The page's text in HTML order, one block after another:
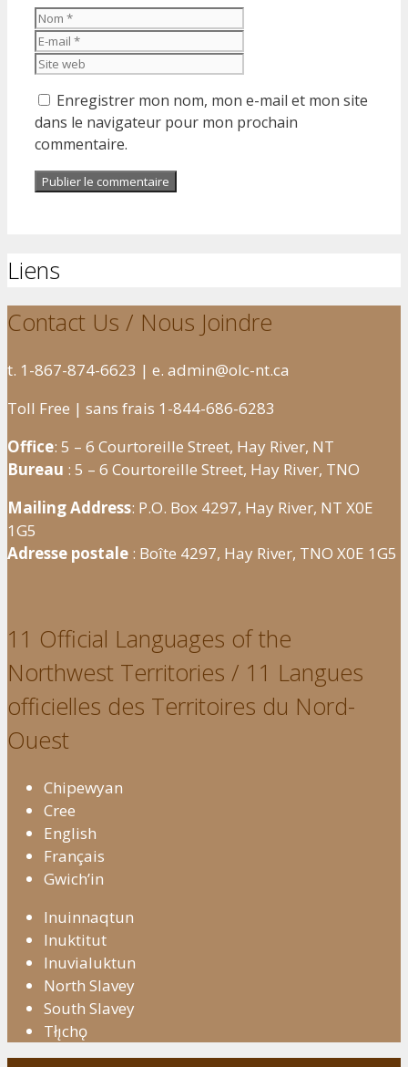
Nom
Enregistrer mon nom, mon e-mail et mon site
dans le navigateur pour mon prochain
commentaire.
Liens
Contact Us / Nous Joindre
t. 1-867-874-6623 | e. admin@olc-nt.ca
Toll Free | sans frais 1-844-686-6283
Office: 5 – 6 Courtoreille Street, Hay River, NT
Bureau : 5 – 6 Courtoreille Street, Hay River, TNO
Mailing Address: P.O. Box 4297, Hay River, NT X0E
1G5
Adresse postale : Boîte 4297, Hay River, TNO X0E 1G5
11 Official Languages of the
Northwest Territories / 11 Langues
officielles des Territoires du Nord-
Ouest
Chipewyan
Cree
English
Français
Gwich’in
Inuinnaqtun
Inuktitut
Inuvialuktun
North Slavey
South Slavey
Tłı̨chǫ